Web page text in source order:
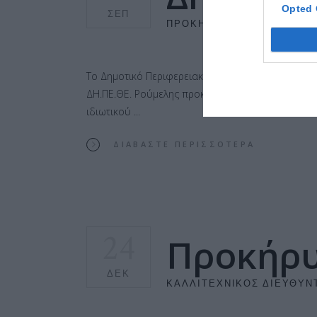
Opted
ΣΕΠ
ΠΡΟΚΉΡΥΞΗ
Το Δημοτικό Περιφερειακό Θέατρο Ρούμελης
ΔΗ.ΠΕ.ΘΕ. Ρούμελης προκηρύσσειτην πλήρωση
ιδιωτικού
ΔΙΑΒΆΣΤΕ ΠΕΡΙΣΣΌΤΕΡΑ
ΔΕΚ
ΚΑΛΛΙΤΕΧΝΙΚΌΣ